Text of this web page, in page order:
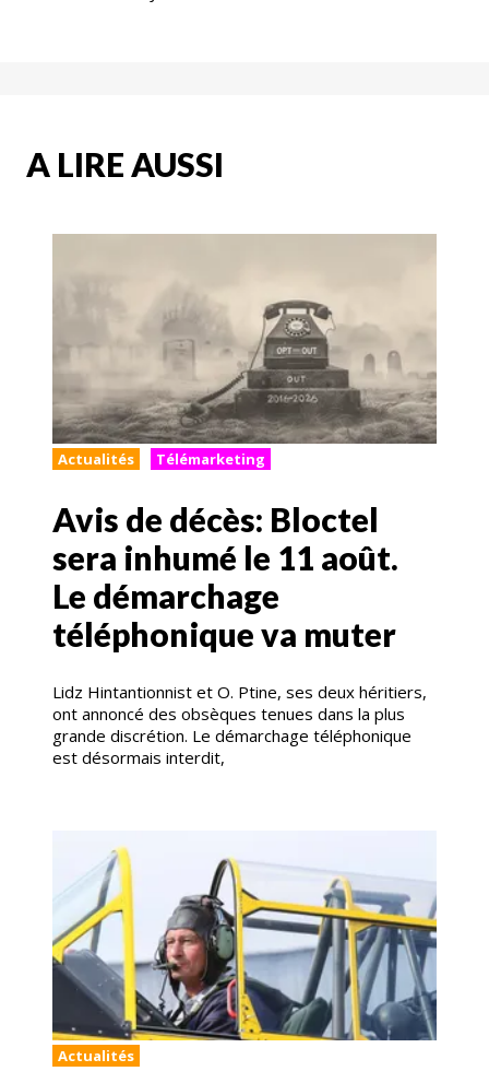
A LIRE AUSSI
Actualités Télémarketing
Avis de décès: Bloctel
sera inhumé le 11 août.
Le démarchage
téléphonique va muter
Lidz Hintantionnist et O. Ptine, ses deux héritiers,
ont annoncé des obsèques tenues dans la plus
grande discrétion. Le démarchage téléphonique
est désormais interdit,
Actualités